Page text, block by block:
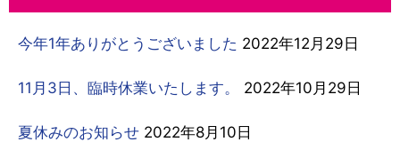
今年1年ありがとうございました 2022年12月29日
11月3日、臨時休業いたします。 2022年10月29日
夏休みのお知らせ 2022年8月10日